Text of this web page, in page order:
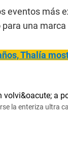
eventos más
una
Thalía
la enteriza ultra